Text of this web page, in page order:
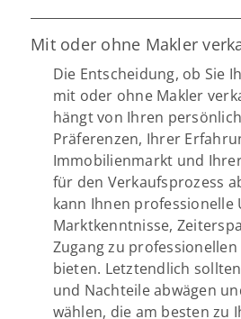
Mit oder ohne Makler
Die Entscheidung, ob Sie
mit oder ohne Makler
hängt von Ihren
Präferenzen, Ihrer
Immobilienmarkt und
für den Verkaufsprozess
kann Ihnen professionelle
Marktkenntnisse,
Zugang zu
bieten. Letztendlich
und Nachteile abwägen
wählen, die am besten zu